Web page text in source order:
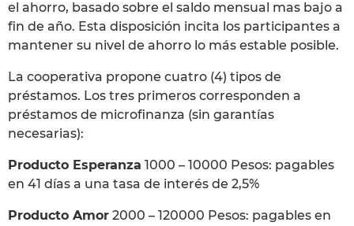
el ahorro, basado sobre el saldo mensual mas bajo a
fin de año. Esta disposición incita los participantes a
mantener su nivel de ahorro lo más estable posible.
La cooperativa propone cuatro (4) tipos de
préstamos. Los tres primeros corresponden a
préstamos de microfinanza (sin garantías
necesarias):
Producto Esperanza 1000 – 10000 Pesos: pagables
en 41 días a una tasa de interés de 2,5%
Producto Amor 2000 – 120000 Pesos: pagables en